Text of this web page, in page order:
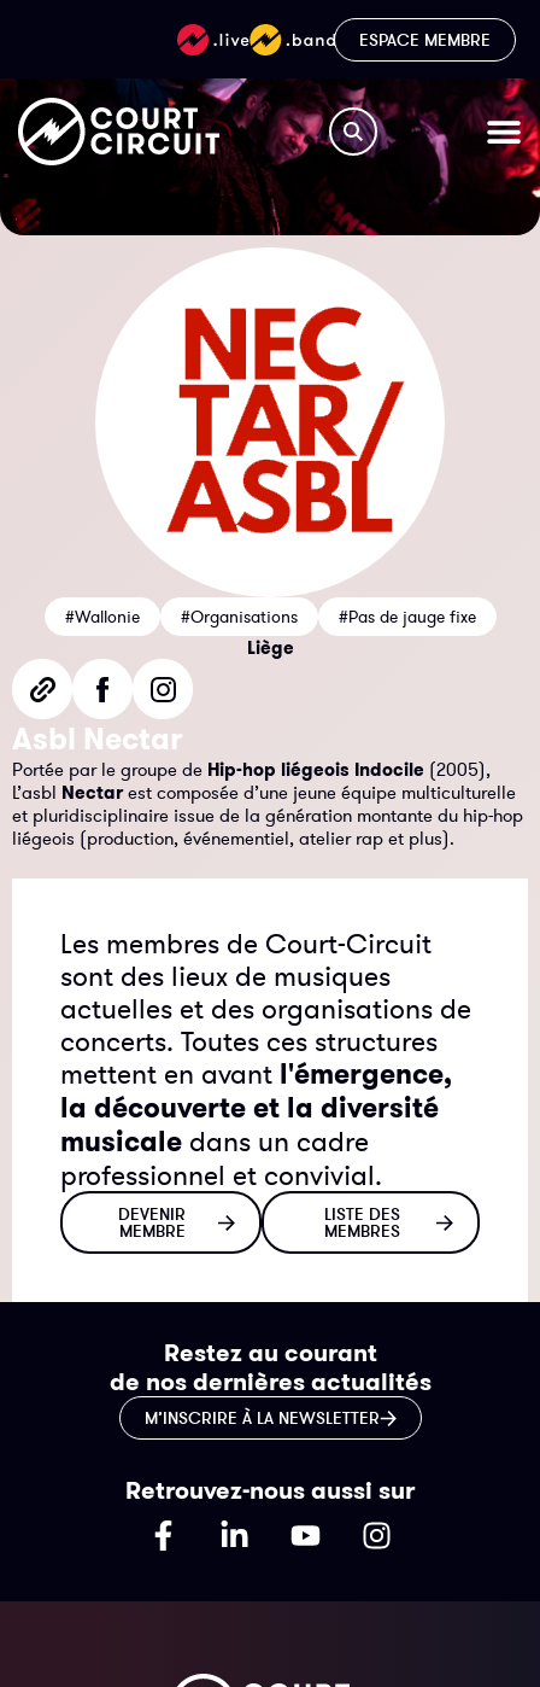
ESPACE MEMBRE
#Wallonie #Organisations #Pas de jauge fixe
Liège
Asbl Nectar
Portée par le groupe de Hip-hop liégeois Indocile (2005),
L’asbl Nectarest composée d’une jeune équipe multiculturelle
et pluridisciplinaire issue de la génération montante du hip-hop
liégeois (production, événementiel, atelier rap et plus).
Les membres de Court-Circuit
sont des lieux de musiques
actuelles et des organisations de
concerts. Toutes ces structures
mettent en avant l'émergence,
la découverte et la diversité
musicale dans un cadre
professionnel et convivial.
DEVENIR
MEMBRE
LISTE DES
MEMBRES
Restez au courant
de nos dernières actualités
M’INSCRIRE À LA NEWSLETTER
Retrouvez-nous aussi sur